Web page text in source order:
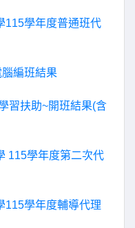
115學年度普通班代
編班結果
習扶助~開班結果(含
115學年度第二次代
115學年度輔導代理